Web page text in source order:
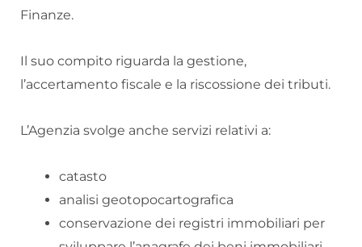
Finanze.
Il suo compito riguarda la gestione,
l’accertamento fiscale e la riscossione dei tributi.
L’Agenzia svolge anche servizi relativi a:
catasto
analisi geotopocartografica
conservazione dei registri immobiliari per